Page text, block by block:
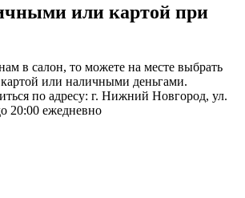
или картой при
в салон, то можете на месте выбрать
или наличными деньгами.
по адресу: г. Нижний Новгород, ул.
20:00 ежедневно